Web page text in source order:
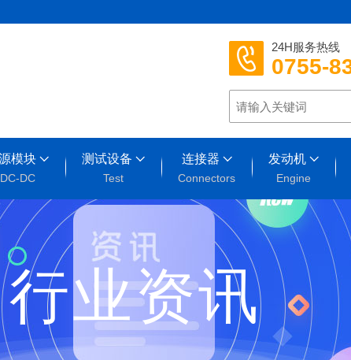
24H服务热线
0755-
模块
DC-DC
测试设备
Test
连接器
Connectors
发动机
Engine
行业资讯